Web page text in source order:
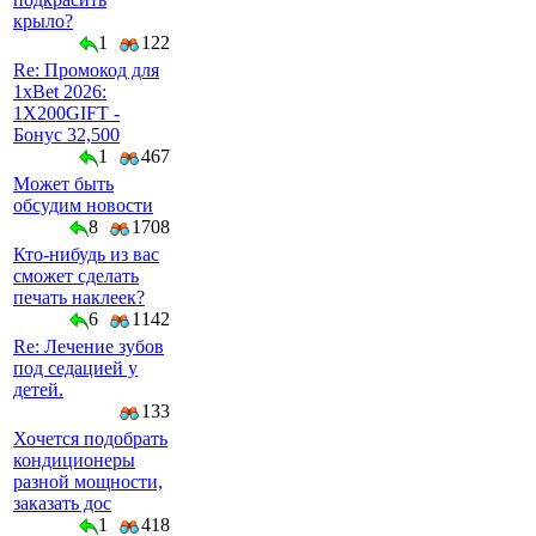
крыло?
1
122
Re: Промокод для
1xBet 2026:
1X200GIFT -
Бонус 32,500
1
467
Может быть
обсудим новости
8
1708
Кто-нибудь из вас
сможет сделать
печать наклеек?
6
1142
Re: Лечение зубов
под седацией у
детей.
133
Хочется подобрать
кондиционеры
разной мощности,
заказать дос
1
418